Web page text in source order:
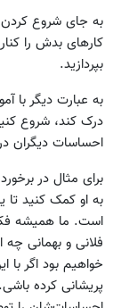
به جای شروع کردن
کارهای بدش را
بپردازید.
به عبارت دیگر با
درک کند، شروع
احساسات دیگران
برای مثال در
به او کمک کنید
است. ما همیشه
فلانی و بهمانی
خواهیم بود اگر
پریشانی کرده